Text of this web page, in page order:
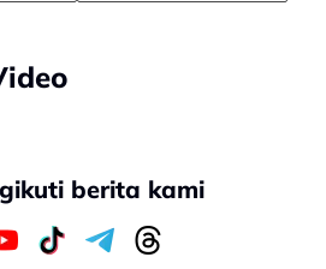
berita kami